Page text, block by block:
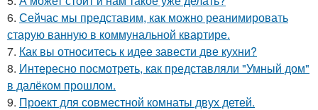
6. Сейчас мы представим, как можно реанимировать
старую ванную в коммунальной квартире.
7. Как вы относитесь к идее завести две кухни?
8. Интересно посмотреть, как представляли "Умный дом"
в далёком прошлом.
9. Проект для совместной комнаты двух детей.